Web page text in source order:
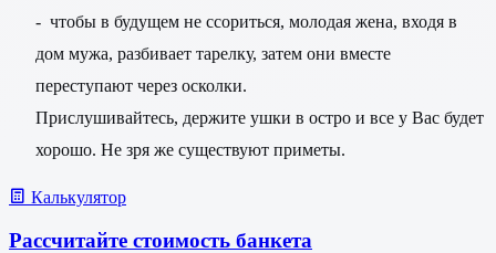
- чтобы в будущем не ссориться, молодая жена, входя в
дом мужа, разбивает тарелку, затем они вместе
переступают через осколки.
Прислушивайтесь, держите ушки в остро и все у Вас будет
хорошо. Не зря же существуют приметы.
Калькулятор
Рассчитайте стоимость банкета